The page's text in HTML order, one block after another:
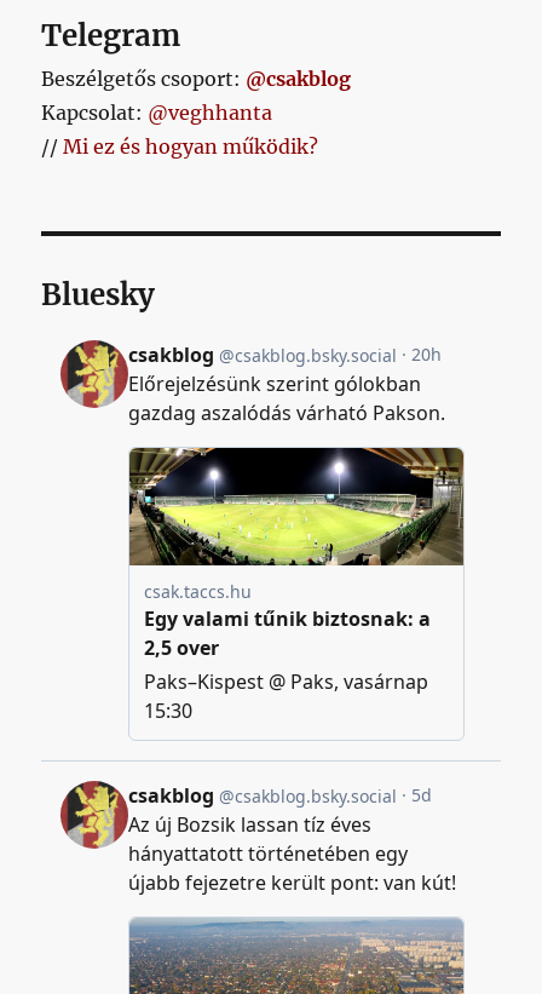
Telegram
Beszélgetős csoport: @csakblog
Kapcsolat: @veghhanta
//Mi ez és hogyan működik?
Bluesky